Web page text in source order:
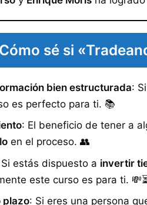
sé si
bien estructurada:
es perfecto para ti. 📚
: El beneficio de tener a
en el proceso. 👥
estás dispuesto a invertir
este curso es para ti.
plazo: Si eres una persona